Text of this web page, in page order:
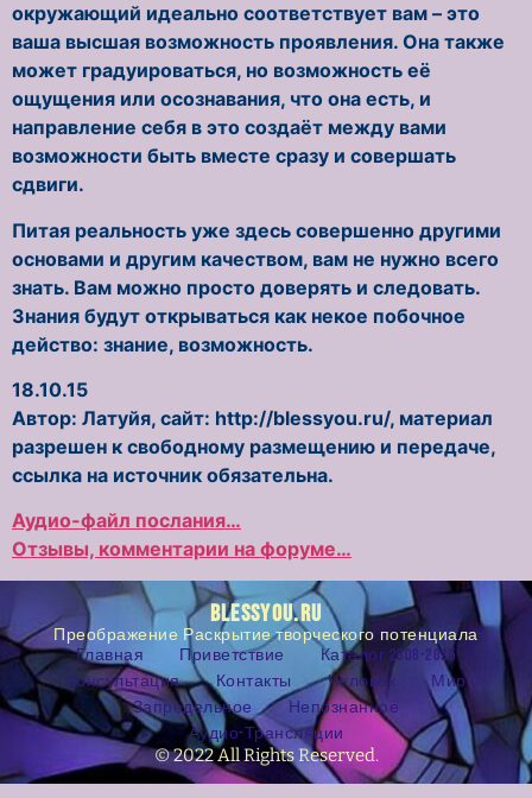
окружающий идеально соответствует вам – это
ваша высшая возможность проявления. Она также
может градуироваться, но возможность её
ощущения или осознавания, что она есть, и
направление себя в это создаёт между вами
возможности быть вместе сразу и совершать
сдвиги.
Питая реальность уже здесь совершенно другими
основами и другим качеством, вам не нужно всего
знать. Вам можно просто доверять и следовать.
Знания будут открываться как некое побочное
действо: знание, возможность.
18.10.15
Автор: Латуйя, сайт: http://blessyou.ru/, материал
разрешен к свободному размещению и передаче,
ссылка на источник обязательна.
Аудио-файл послания…
Отзывы, комментарии на форуме…
BLESSYOU.RU
Преображение Раскрытие творческого потенциала
Главная
Приветствие
Каталог 2008-2025
Консультация
Контакты Человек
Мир
Запредельное
Непознанное
Аудио-Трансляции
© 2022 All Rights Reserved.